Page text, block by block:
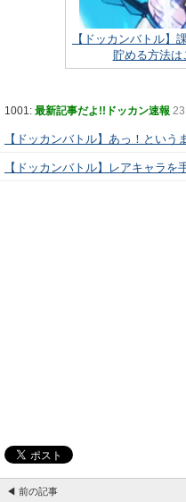
【ドッカンバトル】
貯める方法は
1001: 最新記事だよ!!ドッカン速報
【ドッカンバトル】あっ！とい
【ドッカンバトル】レアキャラ
◀ 前の記事